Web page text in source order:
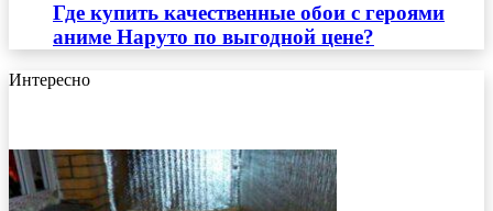
Где купить качественные обои с героями
аниме Наруто по выгодной цене?
Интересно